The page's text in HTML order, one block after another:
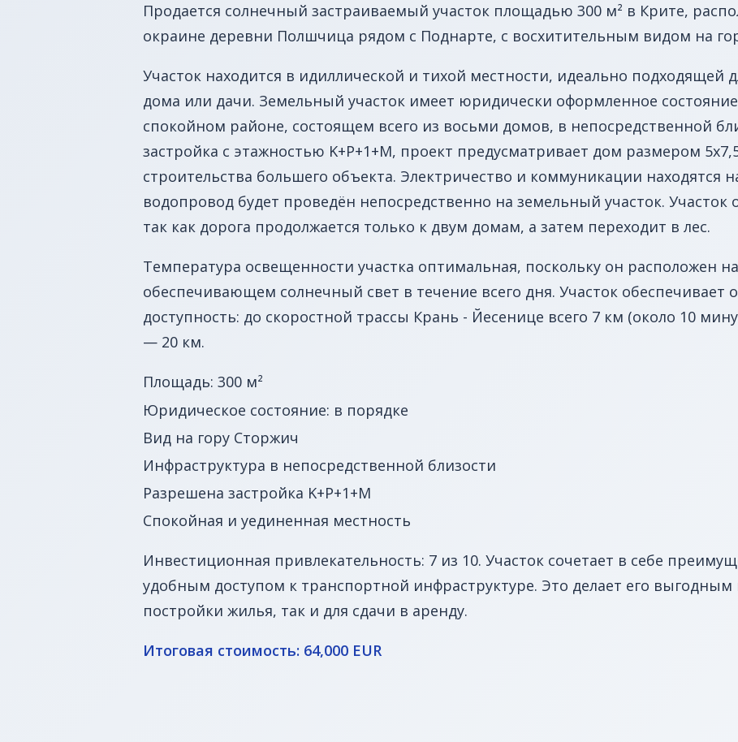
Продается солнечный застраиваемый участок площадью 300 м² в Крите,
окраине деревни Полшчица рядом с Поднарте, с восхитительным видом на
Участок находится в идиллической и тихой местности, идеально подходящей
дома или дачи. Земельный участок имеет юридически оформленное
спокойном районе, состоящем всего из восьми домов, в непосредственной
застройка с этажностью K+P+1+M, проект предусматривает дом размером
строительства большего объекта. Электричество и коммуникации находятся
водопровод будет проведён непосредственно на земельный участок. Участок
так как дорога продолжается только к двум домам, а затем переходит в лес.
Температура освещенности участка оптимальная, поскольку он расположен
обеспечивающем солнечный свет в течение всего дня. Участок
доступность: до скоростной трассы Крань - Йесенице всего 7 км (около 10
— 20 км.
Площадь: 300 м²
Юридическое состояние: в порядке
Вид на гору Сторжич
Инфраструктура в непосредственной близости
Разрешена застройка K+P+1+M
Спокойная и уединенная местность
Инвестиционная привлекательность: 7 из 10. Участок сочетает в себе
удобным доступом к транспортной инфраструктуре. Это делает его
постройки жилья, так и для сдачи в аренду.
Итоговая стоимость: 64,000 EUR